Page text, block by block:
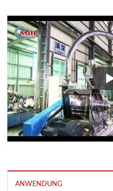
ANWENDUNG